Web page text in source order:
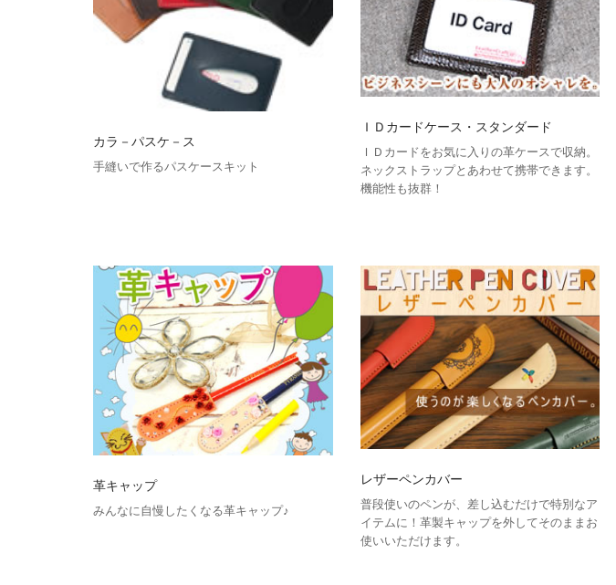
カラ－パスケ－ス
手縫いで作るパスケースキット
ＩＤカードケース・スタンダード
ＩＤカードをお気に入りの革ケースで収納。
ネックストラップとあわせて携帯できます。
機能性も抜群！
革キャップ
みんなに自慢したくなる革キャップ♪
レザーペンカバー
普段使いのペンが、差し込むだけで特別なア
イテムに！革製キャップを外してそのままお
使いいただけます。